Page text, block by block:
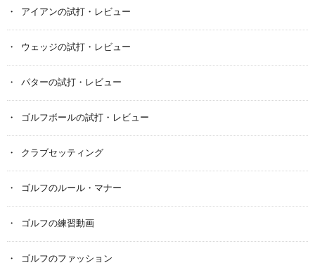
アイアンの試打・レビュー
ウェッジの試打・レビュー
パターの試打・レビュー
ゴルフボールの試打・レビュー
クラブセッティング
ゴルフのルール・マナー
ゴルフの練習動画
ゴルフのファッション